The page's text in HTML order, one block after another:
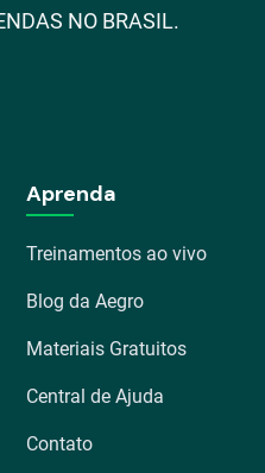
NO BRASIL.
Aprenda
Treinamentos ao vivo
Blog da Aegro
Materiais Gratuitos
Central de Ajuda
Contato